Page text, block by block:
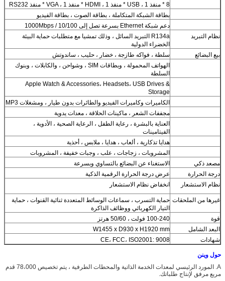
8 * منفذ USB ، 1 * منفذ HDMI ، 1 * منفذ VGA ، 1 * منفذ RS232
بطاقة الشبكة المتكاملة ، بطاقة الصوت ، بطاقة الفيديو
دعم شبكة Ethernet بسرعة تصل إلى 10/100 / 1000Mbps
نظام التبريد
R134a التبريد السائل ، وذلك تمشيا مع متطلبات حماية البيئة
الخضراء الدولية
بيع البضائع
سلطة ، فواكه طازجة ، خضار ، حليب ، ساندوتش
الهواتف المحمولة ، وبطاقات SIM ، وشواحن ، والكابلات ، وبنوك
السلطة
Apple Watch & Accessories، Headsets، USB Drives &
Storage
الكاميرات وكاميرات الفيديو والطائرات بدون طيار ، ومشغلات MP3
مجففات الشعر ، ماكينات الحلاقة ، معدات يدوية
العناية بالبشرة ، رعاية الطفل ، الرعاية الصحية ، الأدوية ،
الفيتامينات
هدايا تذكارية ، ألعاب ، هدايا ، ملابس ، أحذية
المشروبات ، زجاجات ، علب ، وجبات خفيفة ، المشروبات
مصعد ذكي
الاستغناء عن البضائع بالتساوي وبسرعة
درجة الحرارة
عرض درجة الحرارة الرقمية الذكية
نظام الاستشعار
انخفاض نظام الاستشعار
غيرها من الملحقات حماية التسرب ، سماعات الوسائط المتعددة ثنائية القنوات ، حماية
التيار الكهربائي ووظائف الذاكرة
قوة
100-240 فولت ، 50/60 هرتز
البعد الشامل
W1455 x D930 x H1920 mm
شهادات
CE، FCC، ISO2001: 9008
حول وينن
A. المورد الرئيسي لمعدات الخدمة الذاتية والمحطات الطرفية ، يتم تخصيص 78،000 قدم
مربع مرفق لإنتاج طلباتك.